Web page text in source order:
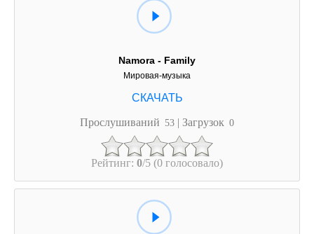
Namora - Family
Мировая-музыка
Прослушиваний 53 | Загрузок 0
Рейтинг: 0/5 (0 голосовало)